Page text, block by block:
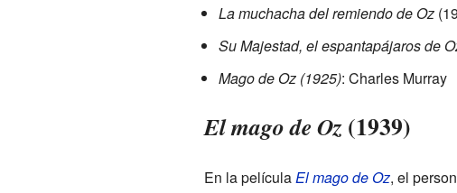
La muchacha del remiendo de Oz
Su Majestad, el espantapájaros de
Mago de Oz (1925): Charles Murray
El mago de Oz(1939)
En la películaEl mago de Oz, el